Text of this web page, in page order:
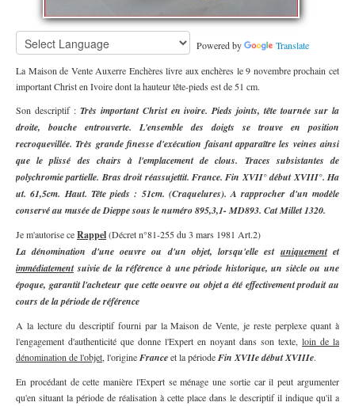
Powered by Translate
La Maison de Vente Auxerre Enchères livre aux enchères le 9 novembre prochain cet
important Christ en Ivoire dont la hauteur tête-pieds est de 51 cm.
Son descriptif : Très important Christ en ivoire. Pieds joints, tête tournée sur la
droite, bouche entrouverte. L'ensemble des doigts se trouve en position
recroquevillée. Très grande finesse d'exécution faisant apparaître les veines ainsi
que le plissé des chairs à l'emplacement de clous. Traces subsistantes de
polychromie partielle. Bras droit réassujettit. France. Fin XVII° début XVIII°. Ha
ut. 61,5cm. Haut. Tête pieds : 51cm. (Craquelures). A rapprocher d'un modèle
conservé au musée de Dieppe sous le numéro 895,3,1- MD893. Cat Millet 1320.
Je m'autorise ceRappel(Décret n°81-255 du 3 mars 1981 Art.2)
La dénomination d'une oeuvre ou d'un objet, lorsqu'elle est uniquementet
immédiatementsuivie de la référence à une période historique, un siècle ou une
époque, garantit l'acheteur que cette oeuvre ou objet a été effectivement produit au
cours de la période de référence
A la lecture du descriptif fourni par la Maison de Vente, je reste perplexe quant à
l'engagement d'authenticité que donne l'Expert en noyant dans son texte, loin de la
dénomination de l'objet, l'origineFranceet la périodeFin XVIIe début XVIIIe.
En procédant de cette manière l'Expert se ménage une sortie car il peut argumenter
qu'en situant la période de réalisation à cette place dans le descriptif il indique qu'il a